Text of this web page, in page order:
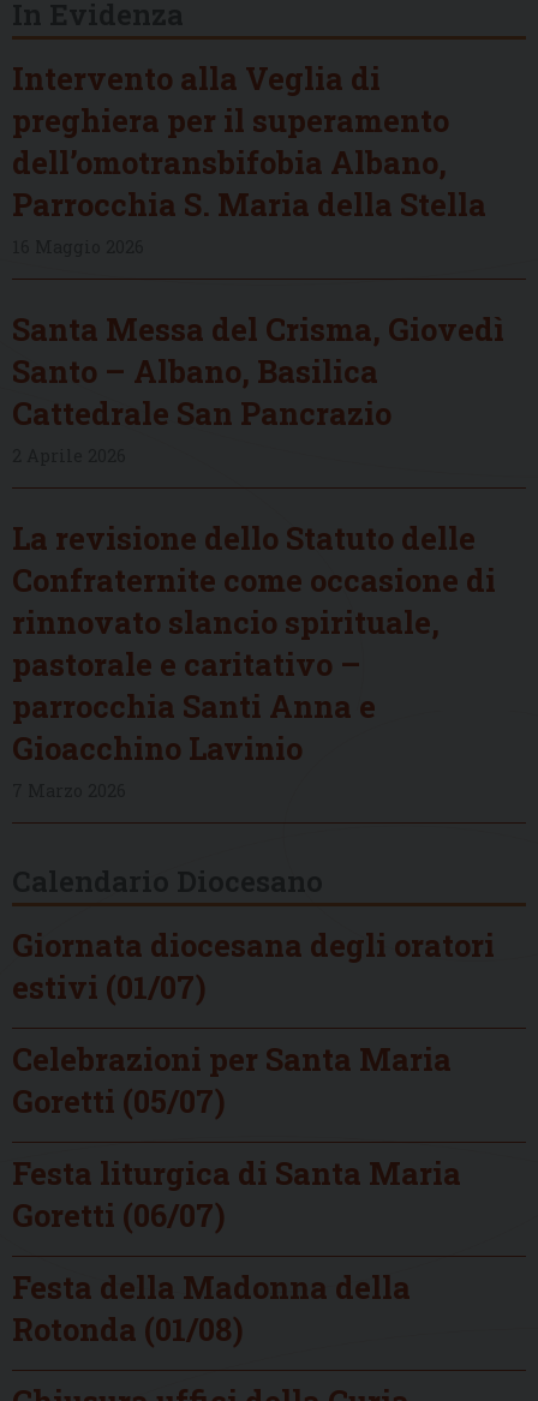
Intervento alla Veglia di
preghiera per il superamento
dell’omotransbifobia Albano,
Parrocchia S. Maria della Stella
Santa Messa del Crisma, Giovedì
Santo – Albano, Basilica
Cattedrale San Pancrazio
La revisione dello Statuto delle
Confraternite come occasione di
rinnovato slancio spirituale,
pastorale e caritativo –
parrocchia Santi Anna e
Gioacchino Lavinio
Giornata diocesana degli oratori
estivi (01/07)
Celebrazioni per Santa Maria
Goretti (05/07)
Festa liturgica di Santa Maria
Goretti (06/07)
Festa della Madonna della
Rotonda (01/08)